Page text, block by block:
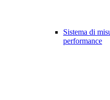
Sistema di
performance